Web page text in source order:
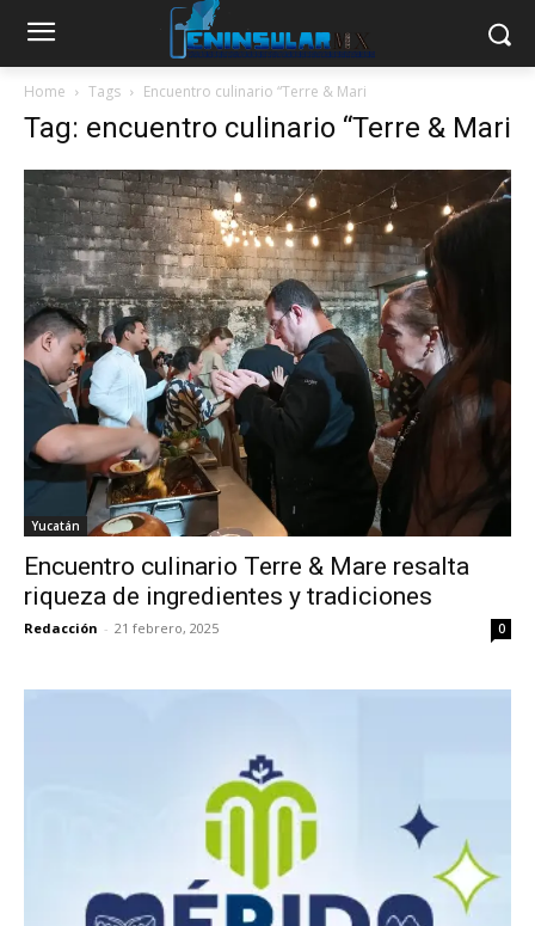
Home Tags Encuentro culinario “Terre & Mari
Tag: encuentro culinario “Terre & Mari
Yucatán
Encuentro culinario Terre & Mare resalta
riqueza de ingredientes y tradiciones
Redacción - 21 febrero, 2025 0